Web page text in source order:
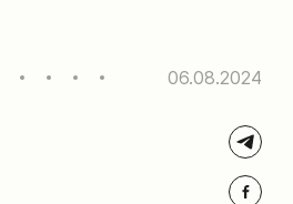
06.08.2024